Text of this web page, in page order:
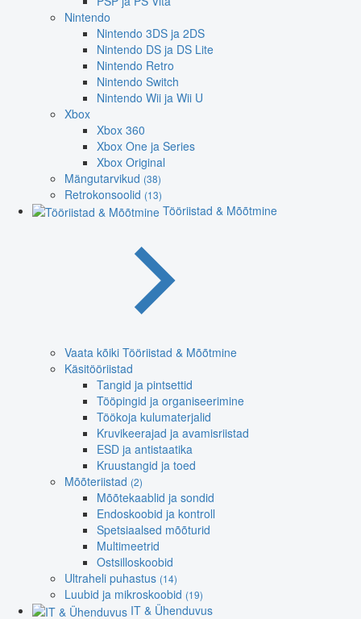
Nintendo
Nintendo 3DS ja 2DS
Nintendo DS ja DS Lite
Nintendo Retro
Nintendo Switch
Nintendo Wii ja Wii U
Xbox
Xbox 360
Xbox One ja Series
Xbox Original
Mängutarvikud (38)
Retrokonsoolid (13)
Tööriistad & Mõõtmine
Vaata kõiki Tööriistad & Mõõtmine
Käsitööriistad
Tangid ja pintsettid
Tööpingid ja organiseerimine
Töökoja kulumaterjalid
Kruvikeerajad ja avamisriistad
ESD ja antistaatika
Kruustangid ja toed
Mõõteriistad (2)
Mõõtekaablid ja sondid
Endoskoobid ja kontroll
Spetsiaalsed mõõturid
Multimeetrid
Ostsilloskoobid
Ultraheli puhastus (14)
Luubid ja mikroskoobid (19)
IT & Ühenduvus